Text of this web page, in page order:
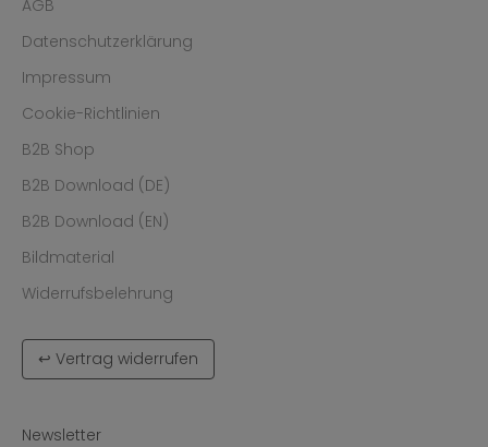
AGB
Datenschutzerklärung
Impressum
Cookie-Richtlinien
B2B Shop
B2B Download (DE)
B2B Download (EN)
Bildmaterial
Widerrufsbelehrung
↩ Vertrag widerrufen
Newsletter